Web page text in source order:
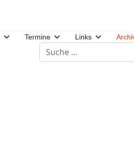
Termine Links
Suchen